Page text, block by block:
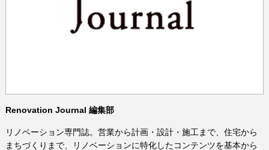
Renovation Journal 編集部
リノベーション専門誌。営業から計画・設計・施工まで、住宅から
まちづくりまで、リノベーションに特化したコンテンツを基本から